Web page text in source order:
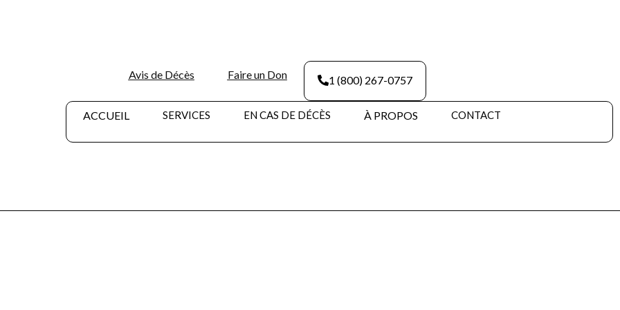
Avis de Décès Faire un Don 1 (800) 267-0757
ACCUEIL SERVICES EN CAS DE DÉCÈS À PROPOS CONTACT